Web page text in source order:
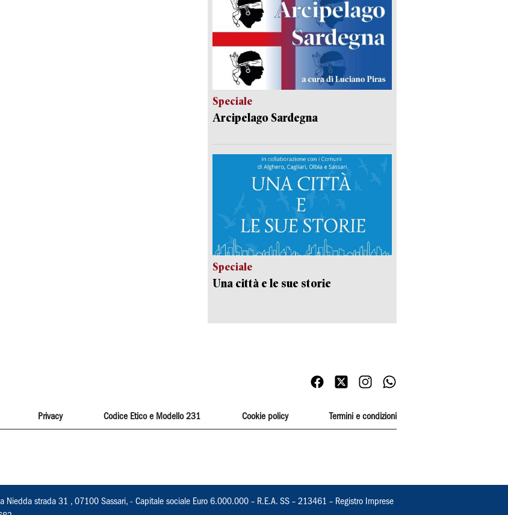
Speciale
Arcipelago Sardegna
Speciale
Una città e le sue storie
Privacy Codice Etico e Modello 231 Cookie policy Termini e condizioni
Niedda strada 31 , 07100 Sassari, - Capitale sociale Euro 6.000.000 – R.E.A. SS – 213461 – Registro Imprese